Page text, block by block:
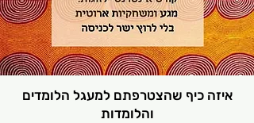
איזה כיף שהצטרפתם למעגל הלומדים
והלומדות